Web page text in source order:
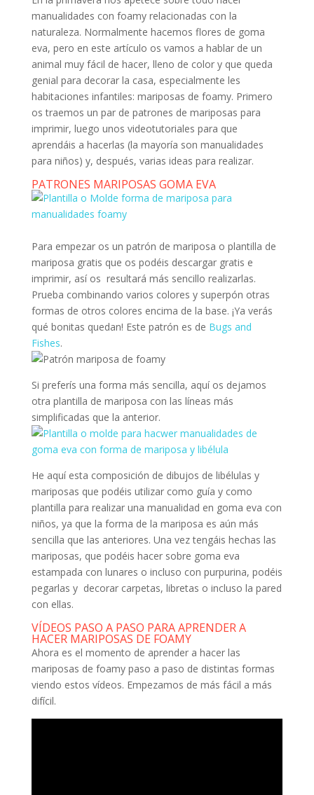
manualidades con foamy relacionadas con la
naturaleza. Normalmente hacemos flores de goma
eva, pero en este artículo os vamos a hablar de un
animal muy fácil de hacer, lleno de color y que queda
genial para decorar la casa, especialmente les
habitaciones infantiles: mariposas de foamy. Primero
os traemos un par de patrones de mariposas para
imprimir, luego unos videotutoriales para que
aprendáis a hacerlas (la mayoría son manualidades
para niños) y, después, varias ideas para realizar.
PATRONES MARIPOSAS GOMA EVA
Para empezar os un patrón de mariposa o plantilla de
mariposa gratis que os podéis descargar gratis e
imprimir, así os resultará más sencillo realizarlas.
Prueba combinando varios colores y superpón otras
formas de otros colores encima de la base. ¡Ya verás
qué bonitas quedan! Este patrón es de Bugs and
Fishes.
Si preferís una forma más sencilla, aquí os dejamos
otra plantilla de mariposa con las líneas más
simplificadas que la anterior.
He aquí esta composición de dibujos de libélulas y
mariposas que podéis utilizar como guía y como
plantilla para realizar una manualidad en goma eva con
niños, ya que la forma de la mariposa es aún más
sencilla que las anteriores. Una vez tengáis hechas las
mariposas, que podéis hacer sobre goma eva
estampada con lunares o incluso con purpurina, podéis
pegarlas y decorar carpetas, libretas o incluso la pared
con ellas.
VÍDEOS PASO A PASO PARA APRENDER A
HACER MARIPOSAS DE FOAMY
Ahora es el momento de aprender a hacer las
mariposas de foamy paso a paso de distintas formas
viendo estos vídeos. Empezamos de más fácil a más
difícil.